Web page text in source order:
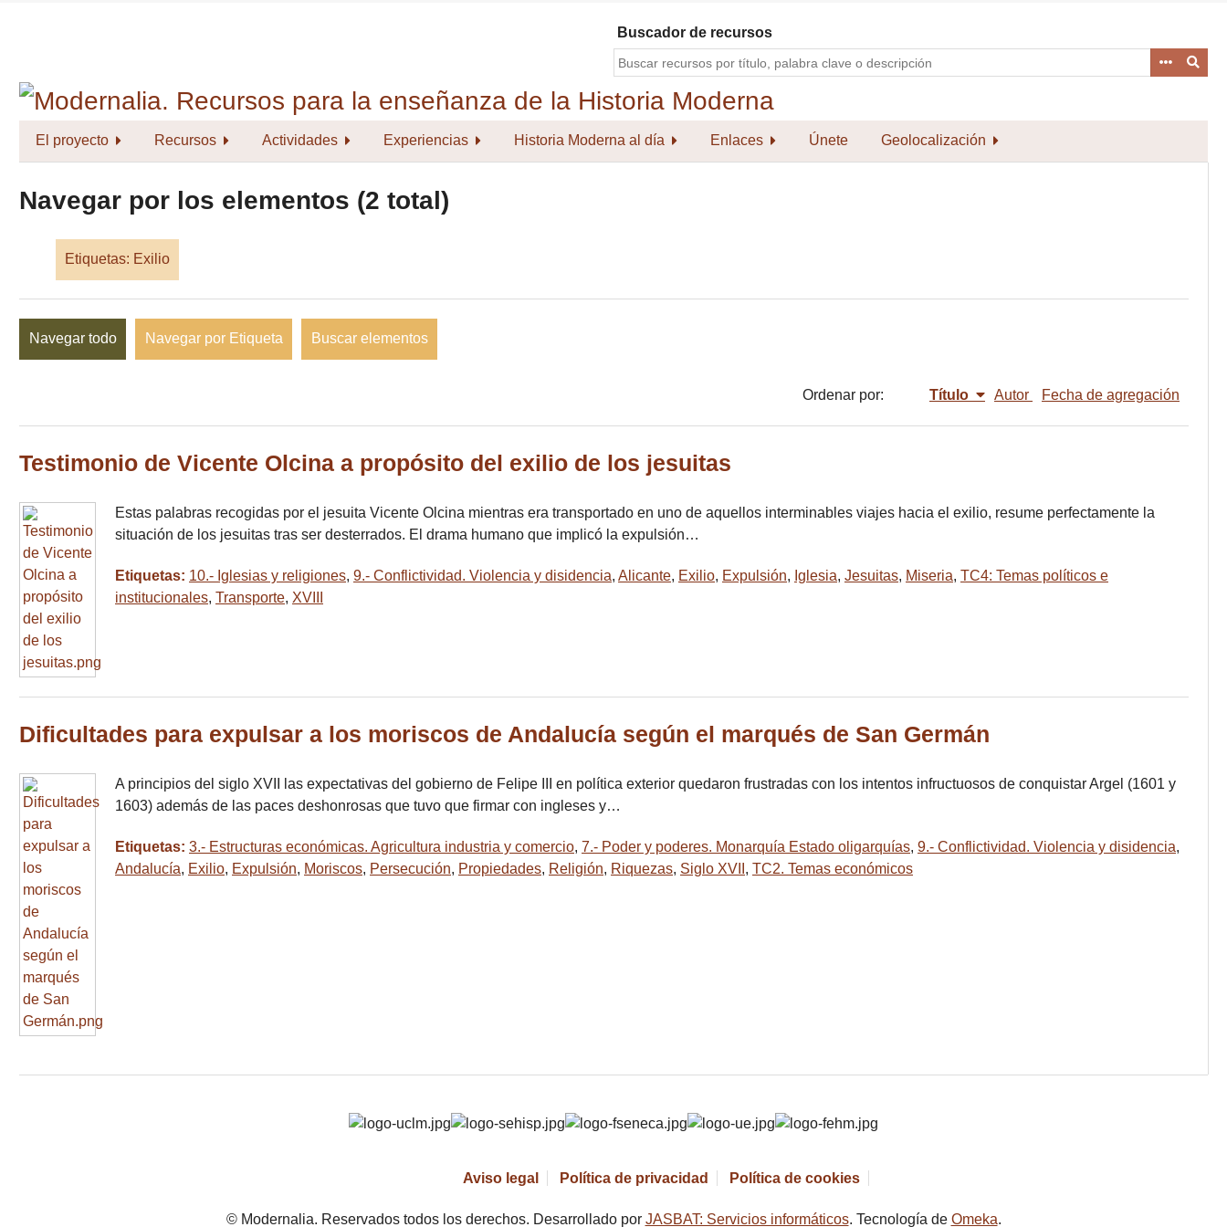
Buscador de recursos
El proyecto Recursos Actividades Experiencias Historia Moderna al día Enlaces Únete Geolocalización
Navegar por los elementos (2 total)
Etiquetas: Exilio
Navegar todo Navegar por Etiqueta Buscar elementos
Ordenar por: Título Autor Fecha de agregación
Testimonio de Vicente Olcina a propósito del exilio de los jesuitas
Estas palabras recogidas por el jesuita Vicente Olcina mientras era transportado en uno de aquellos interminables viajes hacia el exilio, resume perfectamente la
situación de los jesuitas tras ser desterrados. El drama humano que implicó la expulsión…
Etiquetas: 10.- Iglesias y religiones, 9.- Conflictividad. Violencia y disidencia, Alicante, Exilio, Expulsión, Iglesia, Jesuitas, Miseria, TC4: Temas políticos e
institucionales, Transporte, XVIII
Dificultades para expulsar a los moriscos de Andalucía según el marqués de San Germán
A principios del siglo XVII las expectativas del gobierno de Felipe III en política exterior quedaron frustradas con los intentos infructuosos de conquistar Argel (1601 y
1603) además de las paces deshonrosas que tuvo que firmar con ingleses y…
Etiquetas: 3.- Estructuras económicas. Agricultura industria y comercio, 7.- Poder y poderes. Monarquía Estado oligarquías, 9.- Conflictividad. Violencia y disidencia,
Andalucía, Exilio, Expulsión, Moriscos, Persecución, Propiedades, Religión, Riquezas, Siglo XVII , TC2. Temas económicos
Aviso legal Política de privacidad Política de cookies
© Modernalia. Reservados todos los derechos. Desarrollado por JASBAT: Servicios informáticos. Tecnología de Omeka.